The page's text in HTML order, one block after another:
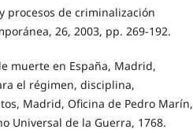
procesos de criminalización
26, 2003, pp. 269-192.
muerte en España, Madrid,
el régimen, disciplina,
Madrid, Oficina de Pedro Marín,
Universal de la Guerra, 1768.